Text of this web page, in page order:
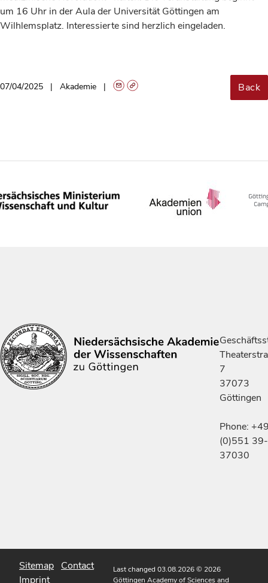
um 16 Uhr in der Aula der Universität Göttingen am
Wilhlemsplatz. Interessierte sind herzlich eingeladen.
07/04/2025 Akademie Back
7
37073
Göttingen
Phone:
(0)551 39-
37030
Sitemap Contact
Imprint
Last changed 03.08.2026© 2026
Göttingen Academy of Sciences and